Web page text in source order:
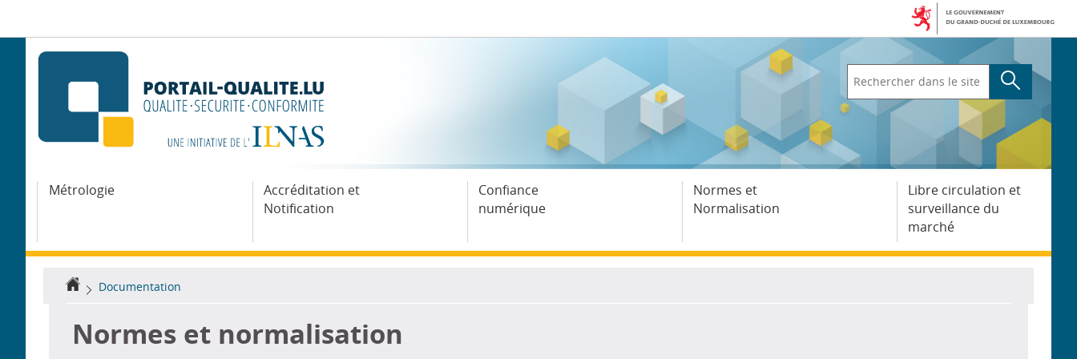
la
navigation
contenu
dans
le
Métrologie
Accréditation et
Notification
Confiance
numérique
Normes et
Normalisation
Libre circulation et
surveillance du
marché
Accueil
Documentation
Normes et normalisation